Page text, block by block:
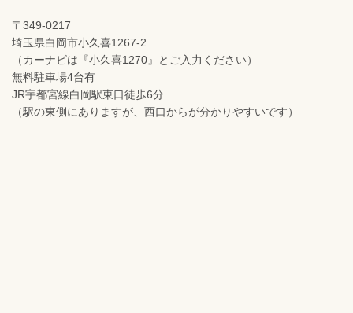
〒349-0217
埼玉県白岡市小久喜1267-2
（カーナビは『小久喜1270』とご入力ください）
無料駐車場4台有
JR宇都宮線白岡駅東口徒歩6分
（駅の東側にありますが、西口からが分かりやすいです）